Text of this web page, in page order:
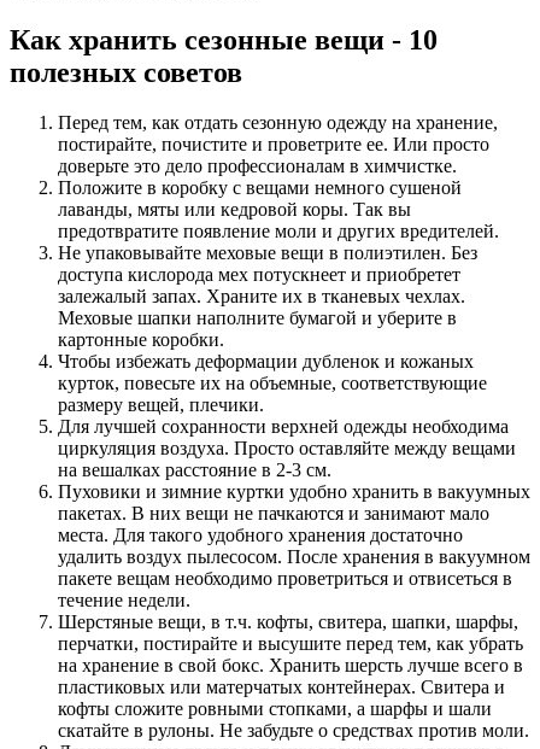
Как хранить сезонные вещи - 10
полезных советов
Перед тем, как отдать сезонную одежду на хранение,
постирайте, почистите и проветрите ее. Или просто
доверьте это дело профессионалам в химчистке.
Положите в коробку с вещами немного сушеной
лаванды, мяты или кедровой коры. Так вы
предотвратите появление моли и других вредителей.
Не упаковывайте меховые вещи в полиэтилен. Без
доступа кислорода мех потускнеет и приобретет
залежалый запах. Храните их в тканевых чехлах.
Меховые шапки наполните бумагой и уберите в
картонные коробки.
Чтобы избежать деформации дубленок и кожаных
курток, повесьте их на объемные, соответствующие
размеру вещей, плечики.
Для лучшей сохранности верхней одежды необходима
циркуляция воздуха. Просто оставляйте между вещами
на вешалках расстояние в 2-3 см.
Пуховики и зимние куртки удобно хранить в вакуумных
пакетах. В них вещи не пачкаются и занимают мало
места. Для такого удобного хранения достаточно
удалить воздух пылесосом. После хранения в вакуумном
пакете вещам необходимо проветриться и отвисеться в
течение недели.
Шерстяные вещи, в т.ч. кофты, свитера, шапки, шарфы,
перчатки, постирайте и высушите перед тем, как убрать
на хранение в свой бокс. Хранить шерсть лучше всего в
пластиковых или матерчатых контейнерах. Свитера и
кофты сложите ровными стопками, а шарфы и шали
скатайте в рулоны. Не забудьте о средствах против моли.